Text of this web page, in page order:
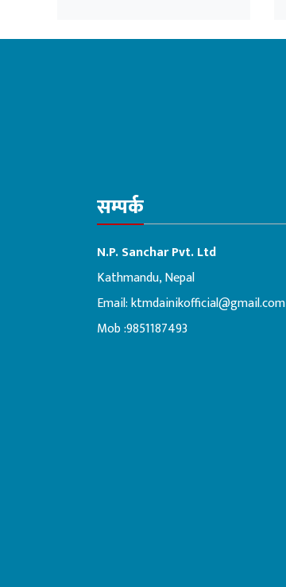
सम्पर्क
N.P. Sanchar Pvt. Ltd
Kathmandu, Nepal
Email:ktmdainikofficial@gmail.com
Mob :9851187493